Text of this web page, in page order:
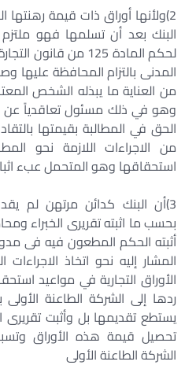
2)ولأنها أوراق ذات قيمة رهنتها
البنك بعد أن تسلمها فهو
المدنى بالتزام المحافظة عليها
من العناية ما يبذله الشخص
وهو في ذلك مسئول تعاقدياً عن
الحق في المطالبة بقيمتها
من الاجراءات اللازمة نحو
استحقاقها وهو المتحمل عبء
3)أن البنك كدائن مرتهن لم
بحسب ما اثبته تقريرى الخبراء
أثبته الحكم المطعون فيه فى
المشار إليه نحو اتخاذ الاجراءات
الأوراق التجارية في مواعيد
ردها إلى الشركة الطاعنة
يستطع تقديمها بل وأثبت تقريرى
تحصيل قيمة هذه الأوراق
الشركة الطاعنة الأولى